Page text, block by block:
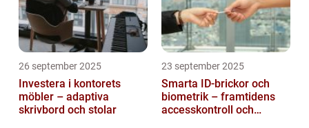
26 september 2025
Investera i kontorets
möbler – adaptiva
skrivbord och stolar
23 september 2025
Smarta ID-brickor och
biometrik – framtidens
accesskontroll och